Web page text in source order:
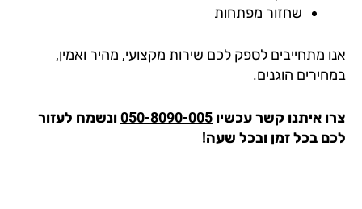
שחזור מפתחות
מתחייבים לספק לכם שירות מקצועי, מהיר ואמין,
הוגנים.
איתנו קשר עכשיו050-8090-005ונשמח לעזור
בכל זמן ובכל שעה!